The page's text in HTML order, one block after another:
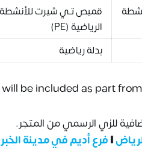
قميص تـي شيرت للأنشطة
الرياضية (PE)
بدلة رياضية
be included as part
للزي الرسمي من المتجر.
||فرع أديم في مدينة الخبر